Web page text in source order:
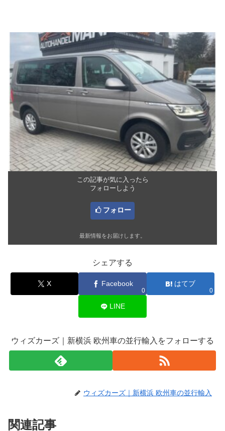
この記事が気に入ったら
フォローしよう
フォロー
最新情報をお届けします。
シェアする
X Facebook
0
はてブ
0
LINE
ウィズカーズ｜新横浜 欧州車の並行輸入をフォローする
ウィズカーズ｜新横浜 欧州車の並行輸入
関連記事